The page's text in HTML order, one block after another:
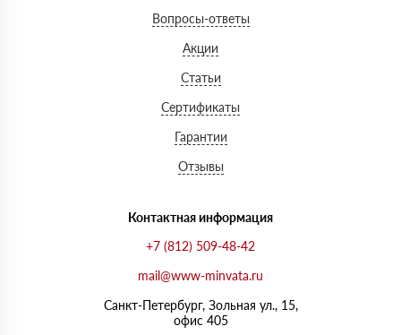
Вопросы-ответы
Акции
Статьи
Сертификаты
Гарантии
Отзывы
Контактная информация
+7 (812) 509-48-42
mail@www-minvata.ru
Санкт-Петербург, Зольная ул., 15,
офис 405